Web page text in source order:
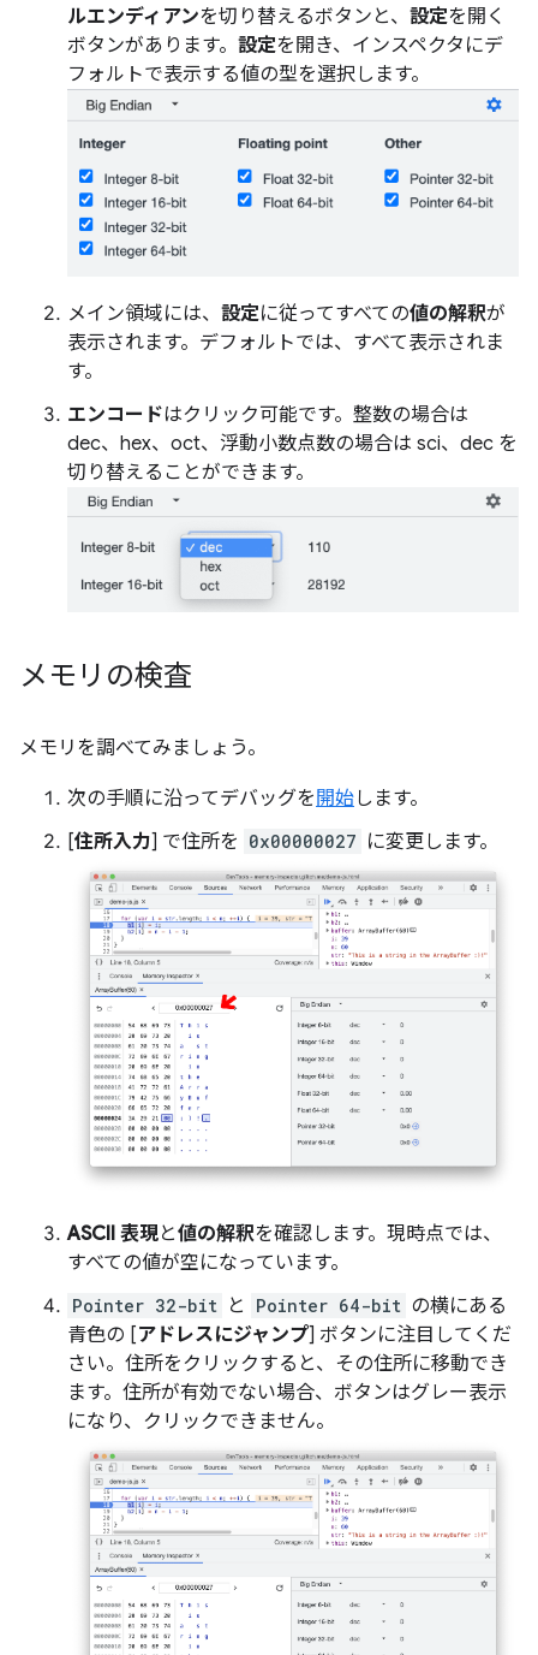
ルエンディアンを切り替えるボタンと、 設定を開く
ボタンがあります。 設定を開き、インスペクタにデ
フォルトで表示する値の型を選択します。
メイン領域には、 設定に従ってすべての値の解釈が
表示されます。デフォルトでは、すべて表示されま
す。
エンコードはクリック可能です。整数の場合は
dec、hex、oct、浮動小数点数の場合は sci、dec を
切り替えることができます。
メモリの検査
メモリを調べてみましょう。
次の手順に沿ってデバッグを 開始します。
[住所入力] で住所を 0x00000027 に変更します。
ASCII 表現と値の解釈を確認します。現時点では、
すべての値が空になっています。
Pointer 32-bit と Pointer 64-bit の横にある
青色の [アドレスにジャンプ] ボタンに注目してくだ
さい。住所をクリックすると、その住所に移動でき
ます。住所が有効でない場合、ボタンはグレー表示
になり、クリックできません。